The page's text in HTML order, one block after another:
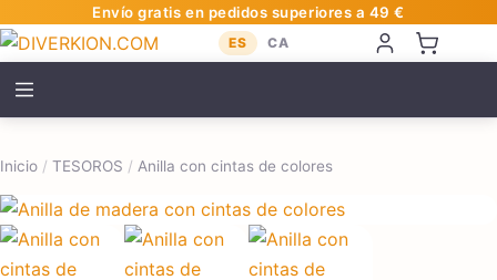
Envío gratis en pedidos superiores a 49 €
ES CA
Inicio / TESOROS / Anilla con cintas de colores